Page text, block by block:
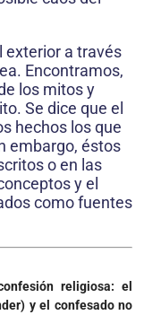
exterior a través
Encontramos,
los mitos y
Se dice que el
hechos los que
embargo, éstos
o en las
y el
como fuentes
religiosa: el
y el confesado no